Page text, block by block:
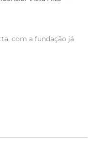
com a fundação já